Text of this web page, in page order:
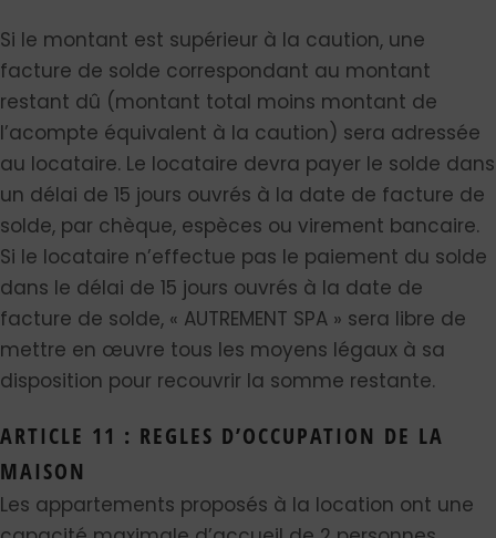
Si le montant est supérieur à la caution, une
facture de solde correspondant au montant
restant dû (montant total moins montant de
l’acompte équivalent à la caution) sera adressée
au locataire. Le locataire devra payer le solde dans
un délai de 15 jours ouvrés à la date de facture de
solde, par chèque, espèces ou virement bancaire.
Si le locataire n’effectue pas le paiement du solde
dans le délai de 15 jours ouvrés à la date de
facture de solde, « AUTREMENT SPA » sera libre de
mettre en œuvre tous les moyens légaux à sa
disposition pour recouvrir la somme restante.
ARTICLE 11 : REGLES D’OCCUPATION DE LA
MAISON
Les appartements proposés à la location ont une